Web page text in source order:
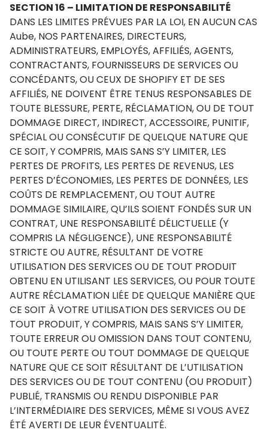
SECTION 16 – LIMITATION DE RESPONSABILITÉ
DANS LES LIMITES PRÉVUES PAR LA LOI, EN AUCUN CAS
Aube, NOS PARTENAIRES, DIRECTEURS,
ADMINISTRATEURS, EMPLOYÉS, AFFILIÉS, AGENTS,
CONTRACTANTS, FOURNISSEURS DE SERVICES OU
CONCÉDANTS, OU CEUX DE SHOPIFY ET DE SES
AFFILIÉS, NE DOIVENT ÊTRE TENUS RESPONSABLES DE
TOUTE BLESSURE, PERTE, RÉCLAMATION, OU DE TOUT
DOMMAGE DIRECT, INDIRECT, ACCESSOIRE, PUNITIF,
SPÉCIAL OU CONSÉCUTIF DE QUELQUE NATURE QUE
CE SOIT, Y COMPRIS, MAIS SANS S’Y LIMITER, LES
PERTES DE PROFITS, LES PERTES DE REVENUS, LES
PERTES D’ÉCONOMIES, LES PERTES DE DONNÉES, LES
COÛTS DE REMPLACEMENT, OU TOUT AUTRE
DOMMAGE SIMILAIRE, QU’ILS SOIENT FONDÉS SUR UN
CONTRAT, UNE RESPONSABILITÉ DÉLICTUELLE (Y
COMPRIS LA NÉGLIGENCE), UNE RESPONSABILITÉ
STRICTE OU AUTRE, RÉSULTANT DE VOTRE
UTILISATION DES SERVICES OU DE TOUT PRODUIT
OBTENU EN UTILISANT LES SERVICES, OU POUR TOUTE
AUTRE RÉCLAMATION LIÉE DE QUELQUE MANIÈRE QUE
CE SOIT À VOTRE UTILISATION DES SERVICES OU DE
TOUT PRODUIT, Y COMPRIS, MAIS SANS S’Y LIMITER,
TOUTE ERREUR OU OMISSION DANS TOUT CONTENU,
OU TOUTE PERTE OU TOUT DOMMAGE DE QUELQUE
NATURE QUE CE SOIT RÉSULTANT DE L’UTILISATION
DES SERVICES OU DE TOUT CONTENU (OU PRODUIT)
PUBLIÉ, TRANSMIS OU RENDU DISPONIBLE PAR
L’INTERMÉDIAIRE DES SERVICES, MÊME SI VOUS AVEZ
ÉTÉ AVERTI DE LEUR ÉVENTUALITÉ.